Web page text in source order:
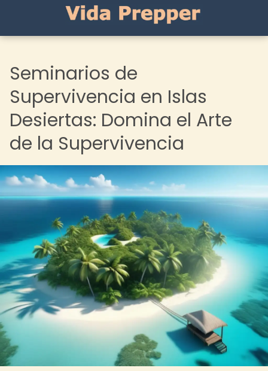
Seminarios de
Supervivencia en Islas
Desiertas: Domina el Arte
de la Supervivencia